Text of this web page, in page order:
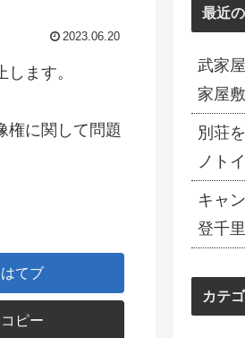
2023.06.20
ます。
権に関して問題
はてブ
コピー
最近
武家
家屋
別荘
ノト
キャ
登千
カテ